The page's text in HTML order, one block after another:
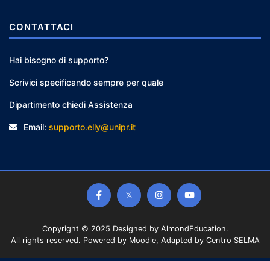
CONTATTACI
Hai bisogno di supporto?
Scrivici specificando sempre per quale
Dipartimento chiedi Assistenza
Email: supporto.elly@unipr.it
Copyright © 2025 Designed by AlmondEducation.
All rights reserved. Powered by Moodle, Adapted by Centro SELMA